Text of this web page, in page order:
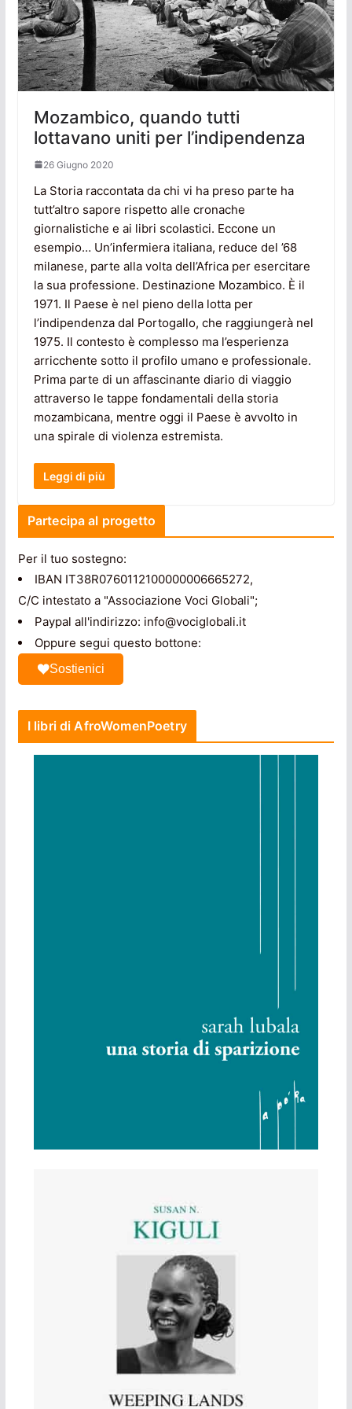
Mozambico, quando tutti
lottavano uniti per l’indipendenza
26 Giugno 2020
La Storia raccontata da chi vi ha preso parte ha
tutt’altro sapore rispetto alle cronache
giornalistiche e ai libri scolastici. Eccone un
esempio… Un’infermiera italiana, reduce del ’68
milanese, parte alla volta dell’Africa per esercitare
la sua professione. Destinazione Mozambico. È il
1971. Il Paese è nel pieno della lotta per
l’indipendenza dal Portogallo, che raggiungerà nel
1975. Il contesto è complesso ma l’esperienza
arricchente sotto il profilo umano e professionale.
Prima parte di un affascinante diario di viaggio
attraverso le tappe fondamentali della storia
mozambicana, mentre oggi il Paese è avvolto in
una spirale di violenza estremista.
Leggi di più
Partecipa al progetto
Per il tuo sostegno:
IBAN IT38R0760112100000006665272,
C/C intestato a "Associazione Voci Globali";
Paypal all'indirizzo: info@vociglobali.it
Oppure segui questo bottone:
Sostienici
I libri di AfroWomenPoetry